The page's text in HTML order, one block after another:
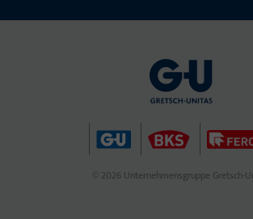
© 2026 Unternehmensgruppe Gretsch-